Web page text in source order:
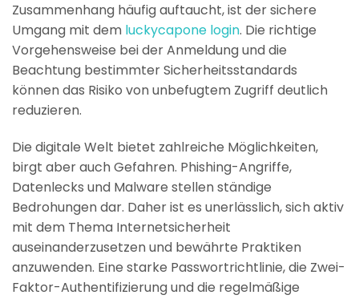
Zusammenhang häufig auftaucht, ist der sichere
Umgang mit dem luckycapone login. Die richtige
Vorgehensweise bei der Anmeldung und die
Beachtung bestimmter Sicherheitsstandards
können das Risiko von unbefugtem Zugriff deutlich
reduzieren.
Die digitale Welt bietet zahlreiche Möglichkeiten,
birgt aber auch Gefahren. Phishing-Angriffe,
Datenlecks und Malware stellen ständige
Bedrohungen dar. Daher ist es unerlässlich, sich aktiv
mit dem Thema Internetsicherheit
auseinanderzusetzen und bewährte Praktiken
anzuwenden. Eine starke Passwortrichtlinie, die Zwei-
Faktor-Authentifizierung und die regelmäßige